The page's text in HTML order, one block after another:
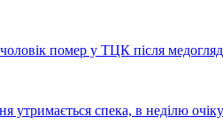
помер у ТЦК після
утримається спека, в неділю